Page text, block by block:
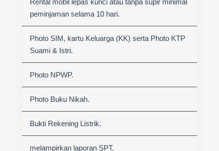
Rental mobil lepas kunci atau tanpa supir minimal
peminjaman selama 10 hari.
Photo SIM, kartu Keluarga (KK) serta Photo KTP
Suami & Istri.
Photo NPWP.
Photo Buku Nikah.
Bukti Rekening Listrik.
melampirkan laporan SPT.